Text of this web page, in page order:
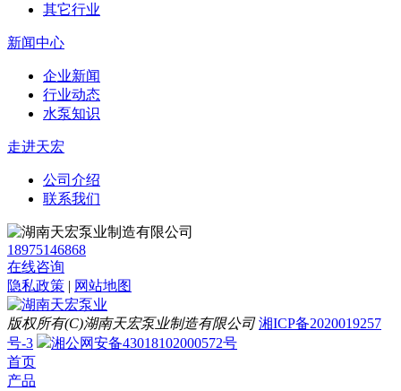
其它行业
新闻中心
企业新闻
行业动态
水泵知识
走进天宏
公司介绍
联系我们
18975146868
在线咨询
隐私政策 | 网站地图
版权所有(C)湖南天宏泵业制造有限公司 湘ICP备2020019257
号-3
湘公网安备43018102000572号
首页
产品